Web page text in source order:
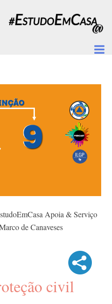
Apoia & Serviço
de Canaveses
civil